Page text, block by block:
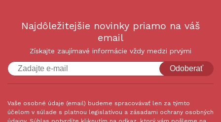
Najdôležitejšie novinky priamo na váš
email
Získajte zaujímavé informácie vždy medzi prvými
Odoberať
Vaše osobné údaje (email) budeme spracovávať len za týmto
účelom v súlade s platnou legislatívou a zásadami ochrany osobných